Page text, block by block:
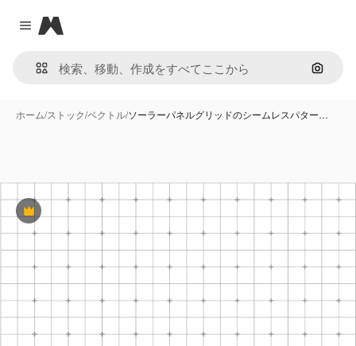
Close menu
Magnific
画像で
ホーム/ストック/ベクトル/ソーラーパネルグリッドのシームレスパター…
Premium